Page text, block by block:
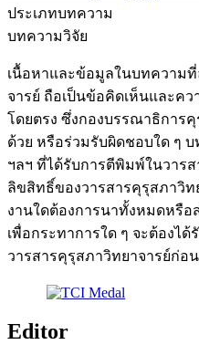
ประเภทบทความ
บทความวิจัย
เนื้อหาและข้อมูลในบทความ
จารย์ ถือเป็นข้อคิดเห็นและค
โดยตรง ซึ่งกองบรรณาธิการคุ
ด้วย หรือร่วมรับผิดชอบใด ๆ
ฯลฯ ที่ได้รับการตีพิมพ์ในวาร
ลิขสิทธิ์ของวารสารคุรุสภาวิ
งานใดต้องการนาทั้งหมดหรือ
เพื่อกระทาการใด ๆ จะต้องไ
วารสารคุรุสภาวิทยาจารย์ก่อ
Editor